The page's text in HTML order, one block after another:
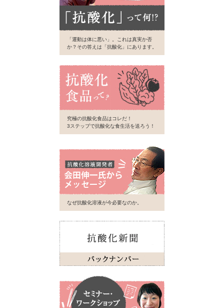
「運動は体に悪い」。これは真実か否
か？その答えは「抗酸化」にあります。
究極の抗酸化食品はコレだ！
3ステップで抗酸化な食生活を送ろう！
なぜ抗酸化溶液が今必要なのか。